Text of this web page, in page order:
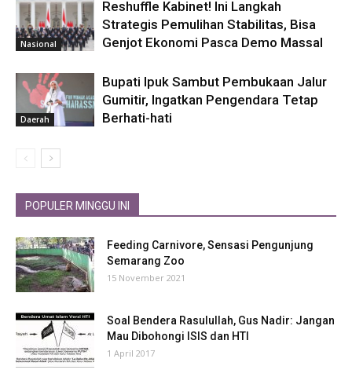
Nasional
Reshuffle Kabinet! Ini Langkah
Strategis Pemulihan Stabilitas, Bisa
Genjot Ekonomi Pasca Demo Massal
Daerah
Bupati Ipuk Sambut Pembukaan Jalur
Gumitir, Ingatkan Pengendara Tetap
Berhati-hati
POPULER MINGGU INI
Feeding Carnivore, Sensasi Pengunjung
Semarang Zoo
15 November 2021
Soal Bendera Rasulullah, Gus Nadir: Jangan
Mau Dibohongi ISIS dan HTI
1 April 2017